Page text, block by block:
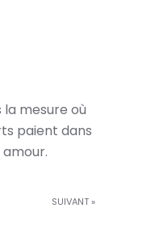
mesure où
paient dans
SUIVANT »